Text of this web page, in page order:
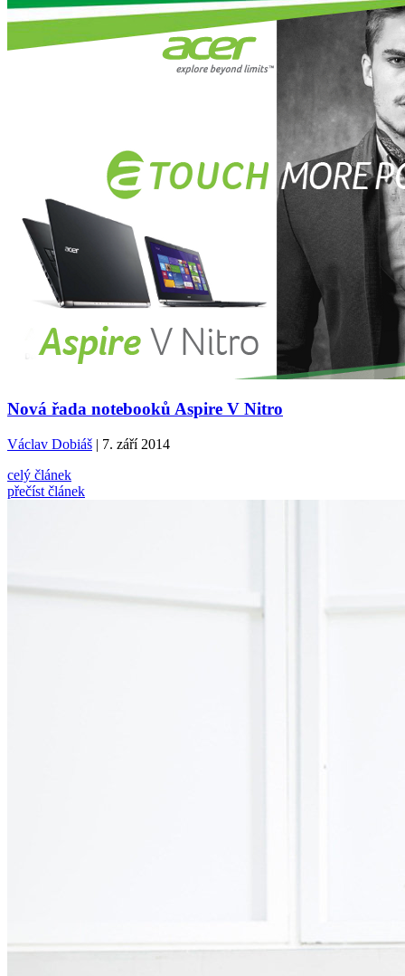
Nová řada notebooků Aspire V Nitro
Václav Dobiáš| 7. září 2014
celý článek
přečíst článek